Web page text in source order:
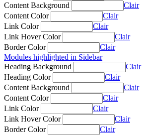
Content Background
Clair
Content Color
Clair
Link Color
Clair
Link Hover Color
Clair
Border Color
Clair
Modules highlighted in Sidebar
Heading Background
Clair
Heading Color
Clair
Content Background
Clair
Content Color
Clair
Link Color
Clair
Link Hover Color
Clair
Border Color
Clair